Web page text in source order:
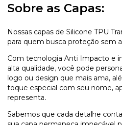
Sobre as Capas:
Nossas capas de Silicone TPU
para quem busca proteção sem
Com tecnologia Anti Impacto e
alta qualidade, você pode
logo ou design que mais ama,
toque especial com seu nome,
representa.
Sabemos que cada detalhe